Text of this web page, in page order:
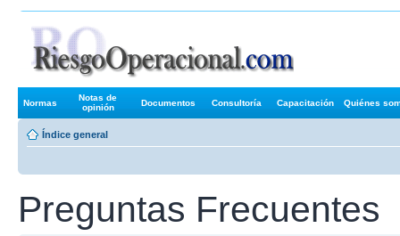
Normas
Notas de
opinión
Documentos Consultoría Capacitación Quiénes
Índice general
Preguntas Frecuentes